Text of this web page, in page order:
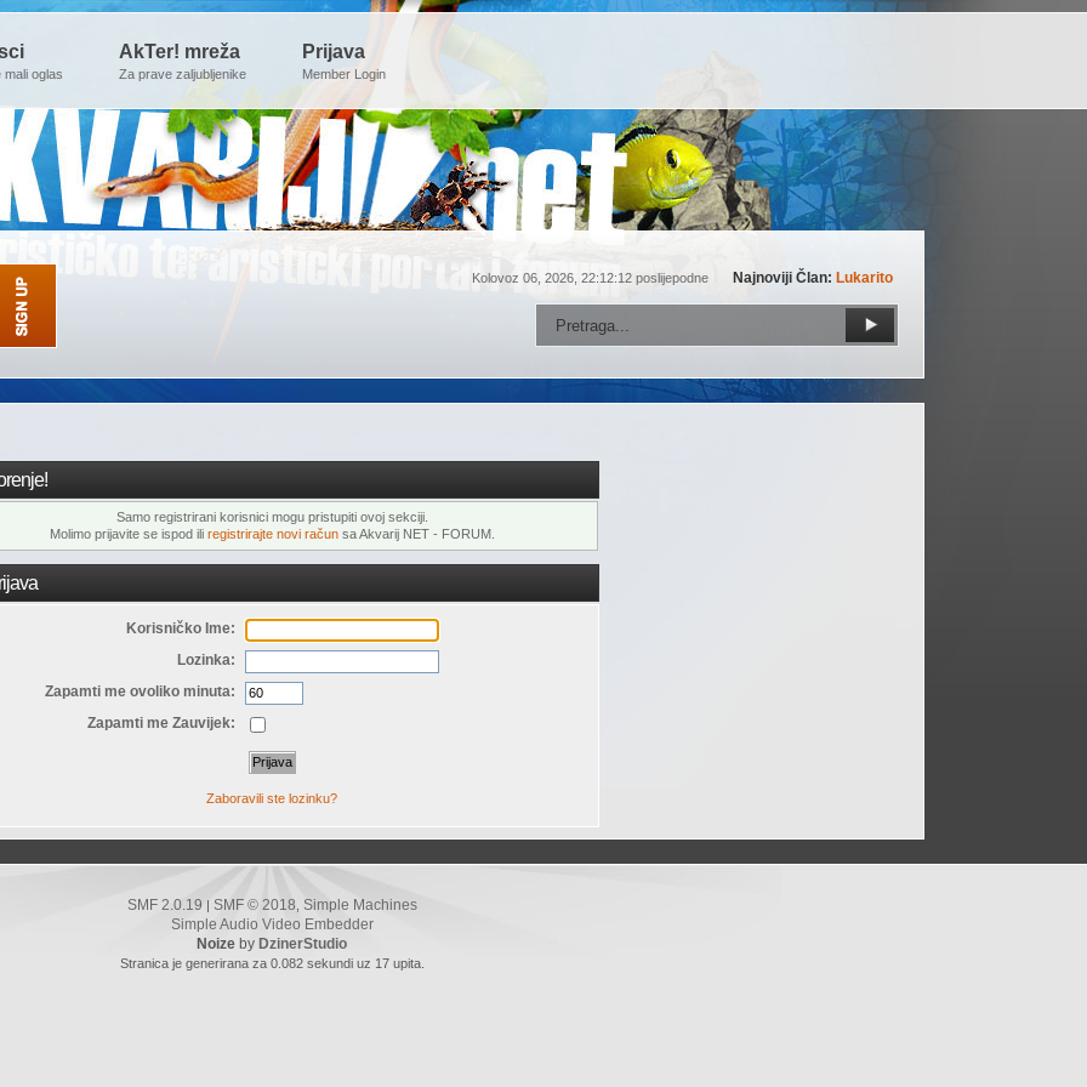
mali oglas
AkTer! mreža
Za prave zaljubljenike
Prijava
Member Login
Kolovoz 06, 2026, 22:12:12 poslijepodne Najnoviji Član: Lukarito
Samo registrirani korisnici mogu pristupiti ovoj sekciji.
Molimo prijavite se ispod ili registrirajte novi računsa Akvarij NET - FORUM.
Korisničko Ime:
Lozinka:
Zapamti me ovoliko minuta:
Zapamti me Zauvijek:
Zaboravili ste lozinku?
SMF 2.0.19 SMF © 2018 Simple Machines
Simple Audio Video Embedder
Noize by DzinerStudio
Stranica je generirana za 0.082 sekundi uz 17 upita.